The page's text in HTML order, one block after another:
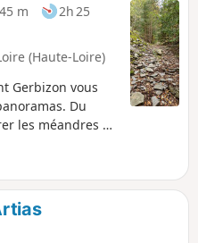
m
2h 25
(Haute-Loire)
Gerbizon vous
Du
les méandres de
d'Artias ...